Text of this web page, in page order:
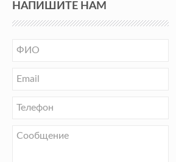
НАПИШИТЕ НАМ